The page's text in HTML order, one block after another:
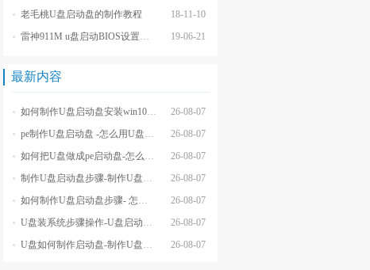
18-11-10
老毛桃U盘启动盘的制作教程
19-06-21
雷神911M u盘启动BIOS设置教程
最新内容
26-08-07
如何制作U盘启动盘安装win10系统-怎么制作U盘启动盘安装win10系
26-08-07
pe制作U盘启动盘 -怎么用U盘制作pe系统启动盘
26-08-07
如何把U盘做成pe启动盘-怎么把U盘做成pe启动盘
26-08-07
制作U盘启动盘步骤-制作U盘启动盘详细方法
26-08-07
如何制作U盘启动盘步骤- 怎么制作U盘启动盘步骤
26-08-07
U盘装系统步骤操作-U盘启动重装系统步骤
26-08-07
U盘如何制作启动盘-制作U盘启动盘重装